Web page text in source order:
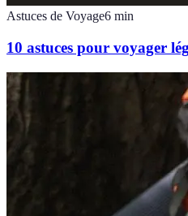
Astuces de Voyage6 min
10 astuces pour voyager